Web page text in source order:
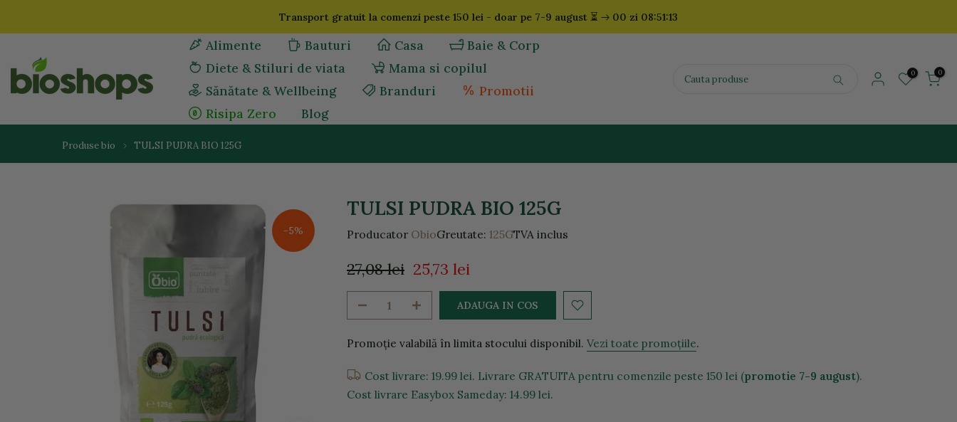
la
Transport gratuit la comenzi peste 150 lei - doar pe 7-9 august ⏳ 00 zi 08:51:12
Alimente Bauturi Casa
Baie & Corp
Diete & Stiluri de viata
Mama si copilul
Sănătate & Wellbeing
Branduri
Promotii
Risipa Zero
Blog
0 0
Produse bio TULSI PUDRA BIO 125G
-5%
TULSI PUDRA BIO 125G
Producator ObioGreutate: 125GTVA inclus
27,08 lei 25,73 lei
ADAUGA IN COS
Promoție valabilă în limita stocului disponibil. Vezi toate promoțiile.
Cost livrare: 19.99 lei. Livrare GRATUITA pentru comenzile peste 150 lei (promotie 7-9 august).
Cost livrare Easybox Sameday: 14.99 lei.